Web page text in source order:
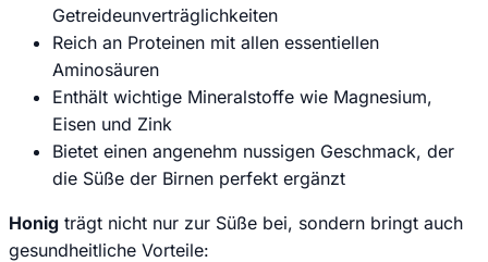
Getreideunverträglichkeiten
Reich an Proteinen mit allen essentiellen
Aminosäuren
Enthält wichtige Mineralstoffe wie Magnesium,
Eisen und Zink
Bietet einen angenehm nussigen Geschmack, der
die Süße der Birnen perfekt ergänzt
Honig trägt nicht nur zur Süße bei, sondern bringt auch
gesundheitliche Vorteile: